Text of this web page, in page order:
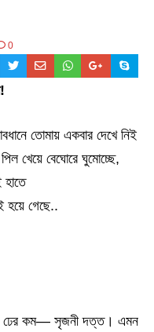
0
তোমায় একবার দেখে নিই
খেয়ে বেঘোরে ঘুমোচ্ছে,
হয়ে গেছে..
ঢের কম— সৃজনী দত্ত। এমন